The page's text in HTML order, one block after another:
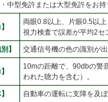
中型免許または大型免許をお
両眼0.8以上、片眼0.5以
視力検査で誤差が平均2
】 交通信号機の色の識別が
10mの距離で、90dbの警
われた聴力を含む）。
自動車の運転に支障を及